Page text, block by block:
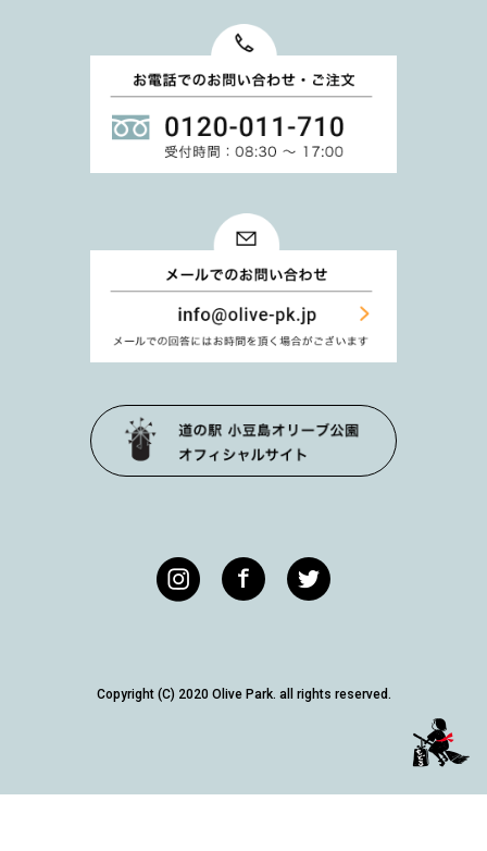
Copyright (C) 2020 Olive Park. all rights reserved.